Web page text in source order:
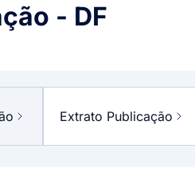
- DF
Extrato Publicação